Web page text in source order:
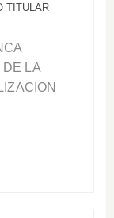
TITULAR
DE LA